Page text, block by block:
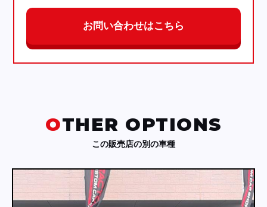
お問い合わせはこちら
OTHER OPTIONS
この販売店の別の車種